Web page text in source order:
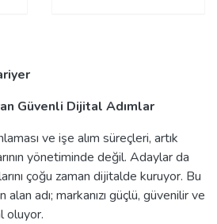
Güvenli Dijital Adımlar
ve işe alım süreçleri, artık
yönetiminde değil. Adaylar da
çoğu zaman dijitalde kuruyor. Bu
adı; markanızı güçlü, güvenilir ve
oluyor.